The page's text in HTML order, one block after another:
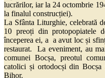
lucrărilor, iar la 24 octombrie
la finalul construcției).
La Sfânta Liturghie, celebrată
10 preoți din protopopiatele
începerea ei, a a avut loc și
restaurat. La eveniment, au
comunei Bocșa, preotul
catolici și ortodocși din
Bihor.